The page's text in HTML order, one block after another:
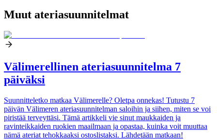
Muut ateriasuunnitelmat
Välimerellinen ateriasuunnitelma 7
päiväksi
Suunnitteletko matkaa Välimerelle? Oletpa onnekas! Tutustu 7
päivän Välimeren ateriasuunnitelman saloihin ja siihen, miten se voi
piristää terveyttäsi. Tämä artikkeli vie sinut maukkaiden ja
ravinteikkaiden ruokien maailmaan ja opastaa, kuinka voit muuttaa
nämä ateriat tehokkaaksi ostoslistaksi. Lähdetään matkaan!